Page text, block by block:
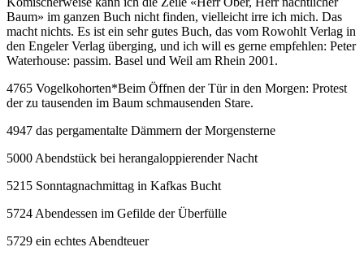
Baum» im ganzen Buch nicht finden, vielleicht irre ich mich. Das
macht nichts. Es ist ein sehr gutes Buch, das vom Rowohlt Verlag in
den Engeler Verlag überging, und ich will es gerne empfehlen: Peter
Waterhouse: passim. Basel und Weil am Rhein 2001.
4765 Vogelkohorten*Beim Öffnen der Tür in den Morgen: Protest
der zu tausenden im Baum schmausenden Stare.
4947 das pergamentalte Dämmern der Morgensterne
5000 Abendstück bei herangaloppierender Nacht
5215 Sonntagnachmittag in Kafkas Bucht
5724 Abendessen im Gefilde der Überfülle
5729 ein echtes Abendteuer